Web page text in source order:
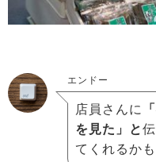
エンドー
店員さんに
を見た」と
てくれるかも